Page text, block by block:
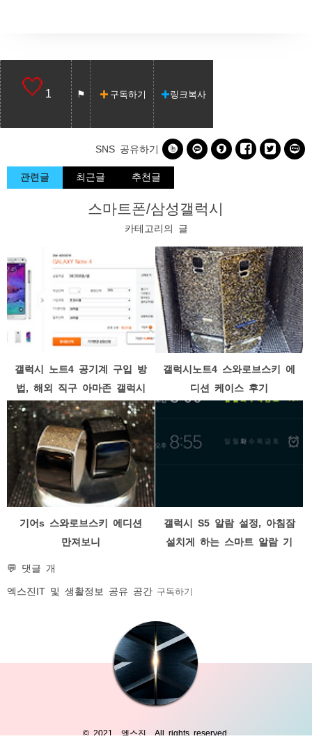
1 구독하기 링크복사
SNS 공유하기      
관련글 최근글 추천글
스마트폰/삼성갤럭시
카테고리의 글
갤럭시 노트4 공기계 구입 방
법, 해외 직구 아마존 갤럭시
노트4 가격 이게 대안인가?
갤럭시노트4 스와로브스키 에
디션 케이스 후기
기어s 스와로브스키 에디션
만져보니
갤럭시 S5 알람 설정, 아침잠
설치게 하는 스마트 알람 기
💬 댓글 개
엑스진 IT 및 생활정보 공유 공간 구독하기
© 2021 엑스진 All rights reserved.